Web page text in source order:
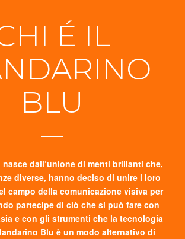
É IL
BLU
dall’unione di menti brillanti che,
diverse, hanno deciso di unire i loro
campo della comunicazione visiva per
partecipe di ciò che si può fare con
e con gli strumenti che la tecnologia
Blu è un modo alternativo di